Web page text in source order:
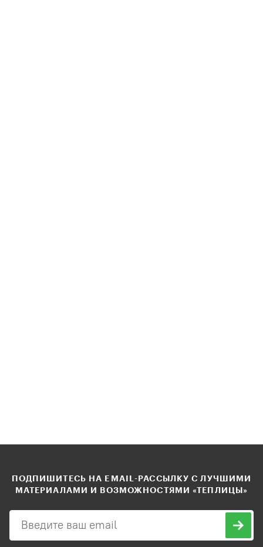
ПОДПИШИТЕСЬ НА EMAIL-РАССЫЛКУ С ЛУЧШИМИ
МАТЕРИАЛАМИ И ВОЗМОЖНОСТЯМИ «ТЕПЛИЦЫ»